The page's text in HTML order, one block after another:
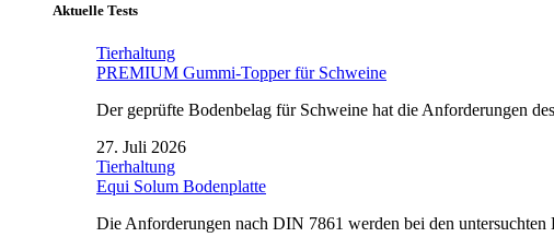
Aktuelle Tests
Tierhaltung
PREMIUM Gummi-Topper für Schweine
Der geprüfte Bodenbelag für Schweine hat die Anforderungen
27. Juli 2026
Tierhaltung
Equi Solum Bodenplatte
Die Anforderungen nach DIN 7861 werden bei den